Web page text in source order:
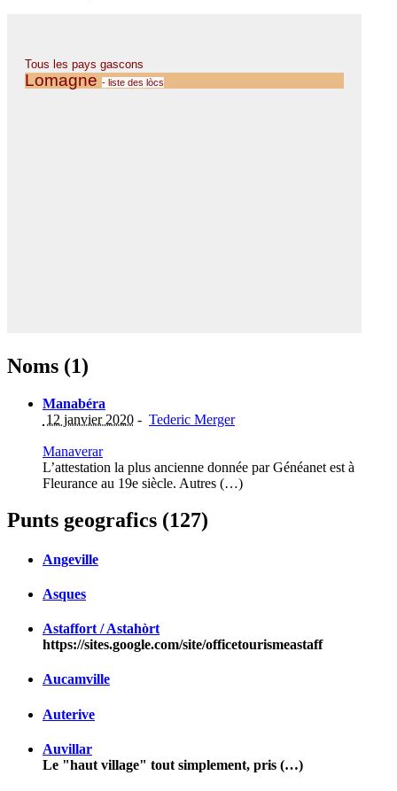
Noms (1)
Manabéra
12 janvier 2020 - Tederic Merger
Manaverar
L’attestation la plus ancienne donnée par Généanet est à
Fleurance au 19e siècle. Autres (…)
Punts geografics (127)
Angeville
Asques
Astaffort / Astahòrt
https://sites.google.com/site/officetourismeastaff
Aucamville
Auterive
Auvillar
Le "haut village" tout simplement, pris (…)